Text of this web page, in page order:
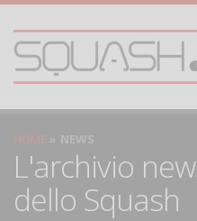
HOME NEWS
L'archivio
dello Squash